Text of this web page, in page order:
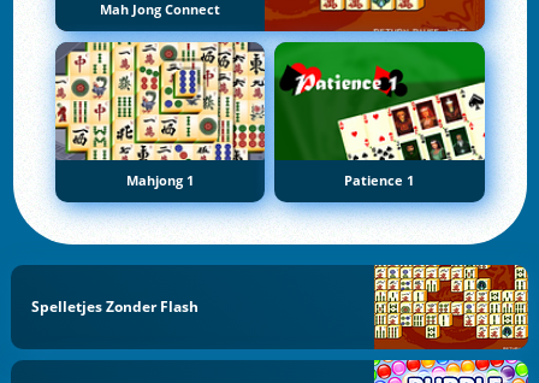
Mah Jong Connect
Mahjong 1 Patience 1
Spelletjes Zonder Flash